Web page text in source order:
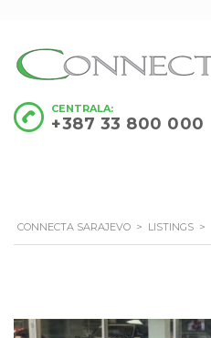
CENTRALA:
+387 33 800 000
CONNECTA SARAJEVO > LISTINGS >